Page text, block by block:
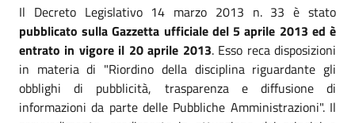
Il Decreto Legislativo 14 marzo 2013 n. 33 è stato
pubblicato sulla Gazzetta ufficiale del 5 aprile 2013 ed è
entrato in vigore il 20 aprile 2013. Esso reca disposizioni
in materia di "Riordino della disciplina riguardante gli
obblighi di pubblicità, trasparenza e diffusione di
informazioni da parte delle Pubbliche Amministrazioni". Il